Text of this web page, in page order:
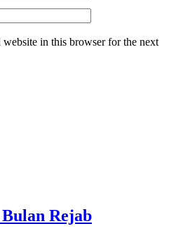
website in this browser for the next
Rejab